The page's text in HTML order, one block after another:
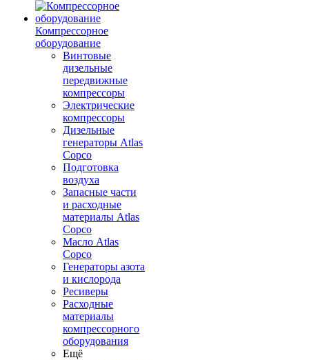
Компрессорное
оборудование
Винтовые
дизельные
передвижные
компрессоры
Электрические
компрессоры
Дизельные
генераторы Atlas
Copco
Подготовка
воздуха
Запасные части
и расходные
материалы Atlas
Copco
Масло Atlas
Copco
Генераторы азота
и кислорода
Ресиверы
Расходные
материалы
компрессорного
оборудования
Ещё